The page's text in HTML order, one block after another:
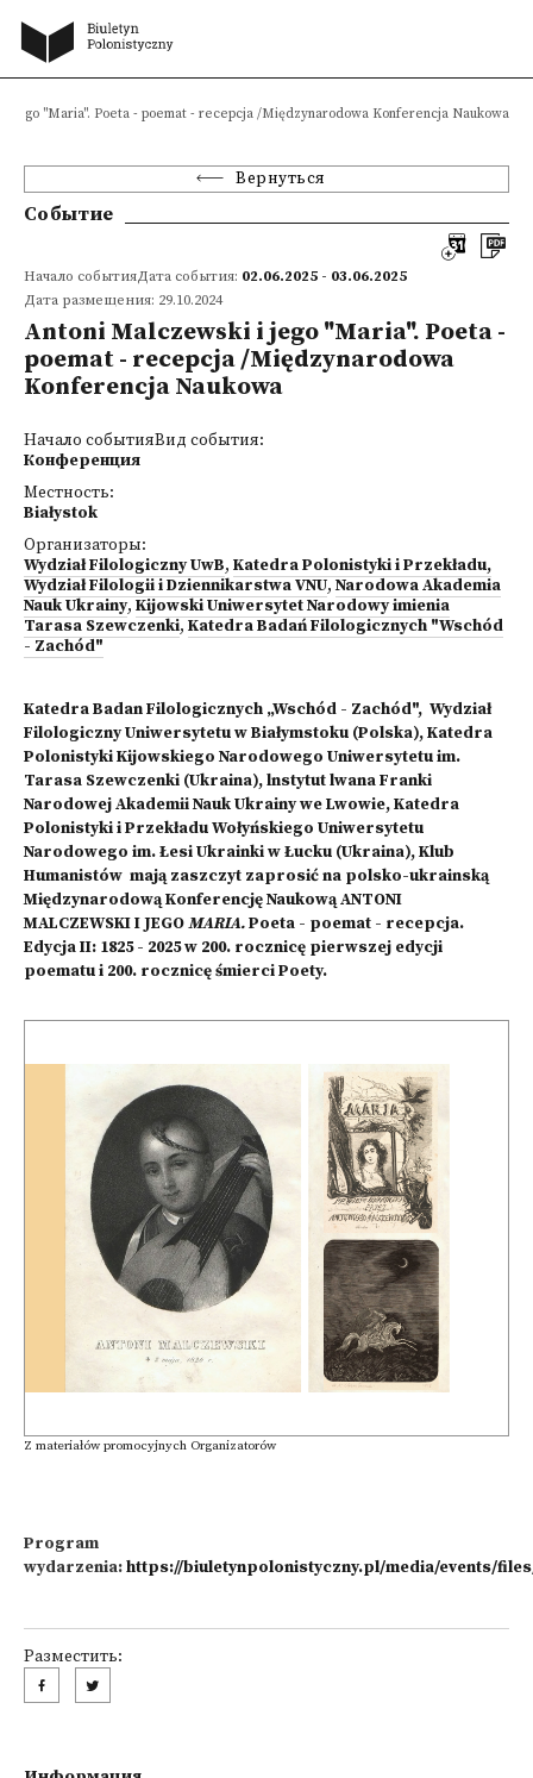
jego "Maria". Poeta - poemat - recepcja /Międzynarodowa Konferencja Naukowa
Вернуться
Событие
Начало событияДата события: 02.06.2025 - 03.06.2025
Дата размещения: 29.10.2024
Antoni Malczewski i jego "Maria". Poeta -
poemat - recepcja /Międzynarodowa
Konferencja Naukowa
Начало событияВид события:
Конференция
Местность:
Białystok
Организаторы:
Wydział Filologiczny UwB, Katedra Polonistyki i Przekładu,
Wydział Filologii i Dziennikarstwa VNU, Narodowa Akademia
Nauk Ukrainy, Kijowski Uniwersytet Narodowy imienia
Tarasa Szewczenki, Katedra Badań Filologicznych "Wschód
- Zachód"
Katedra Badan Filologicznych „Wschód - Zachód", Wydział
Filologiczny Uniwersytetu w Białymstoku (Polska), Katedra
Polonistyki Kijowskiego Narodowego Uniwersytetu im.
Tarasa Szewczenki (Ukraina), lnstytut lwana Franki
Narodowej Akademii Nauk Ukrainy we Lwowie, Katedra
Polonistyki i Przekładu Wołyńskiego Uniwersytetu
Narodowego im. Łesi Ukrainki w Łucku (Ukraina), Klub
Humanistów mają zaszczyt zaprosić na polsko-ukrainską
Międzynarodową Konferencję Naukową ANTONI
MALCZEWSKI I JEGOMARIA.Poeta - poemat - recepcja.
Edycja II: 1825 - 2025 w 200. rocznicę pierwszej edycji
poematu i 200. rocznicę śmierci Poety.
Z materiałów promocyjnych Organizatorów
Program
wydarzenia:https://biuletynpolonistyczny.pl/media/events/
Разместить: